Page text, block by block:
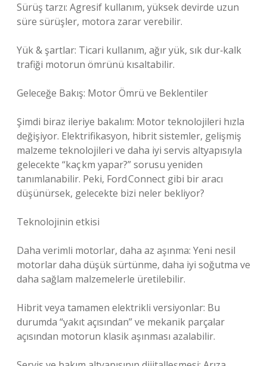
Sürüş tarzı: Agresif kullanım, yüksek devirde uzun
süre sürüşler, motora zarar verebilir.
Yük & şartlar: Ticari kullanım, ağır yük, sık dur‑kalk
trafiği motorun ömrünü kısaltabilir.
Geleceğe Bakış: Motor Ömrü ve Beklentiler
Şimdi biraz ileriye bakalım: Motor teknolojileri hızla
değişiyor. Elektrifikasyon, hibrit sistemler, gelişmiş
malzeme teknolojileri ve daha iyi servis altyapısıyla
gelecekte “kaç km yapar?” sorusu yeniden
tanımlanabilir. Peki, Ford Connect gibi bir aracı
düşünürsek, gelecekte bizi neler bekliyor?
Teknolojinin etkisi
Daha verimli motorlar, daha az aşınma: Yeni nesil
motorlar daha düşük sürtünme, daha iyi soğutma ve
daha sağlam malzemelerle üretilebilir.
Hibrit veya tamamen elektrikli versiyonlar: Bu
durumda “yakıt açısından” ve mekanik parçalar
açısından motorun klasik aşınması azalabilir.